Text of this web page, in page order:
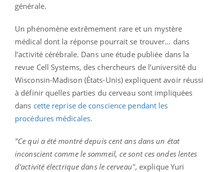
générale.
Un phénomène extrêmement rare et un mystère
médical dont la réponse pourrait se trouver… dans
l’activité cérébrale. Dans une étude publiée dans la
revue Cell Systems, des chercheurs de l’université du
Wisconsin-Madison (États-Unis) expliquent avoir réussi
à définir quelles parties du cerveau sont impliquées
dans cette reprise de conscience pendant les
procédures médicales.
"Ce qui a été montré depuis cent ans dans un état
inconscient comme le sommeil, ce sont ces ondes lentes
d'activité électrique dans le cerveau", explique Yuri